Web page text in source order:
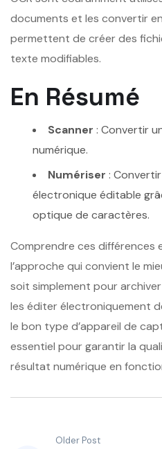
documents et les convertir
permettent de créer des
texte modifiables.
En Résumé
Scanner : Convertir
numérique.
Numériser :
électronique éditable
optique de caractères.
Comprendre ces différences
l’approche qui convient le
soit simplement pour
les éditer électroniquement
le bon type d’appareil de
essentiel pour garantir la
résultat numérique en
Older Post